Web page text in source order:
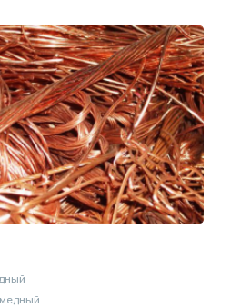
плита
алюминиевый
алюминиевый
алюминиевый
алюминиевый